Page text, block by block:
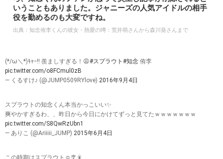
— 酸ちゃん (@sanchan_ar) 2016年1月29日
■キスシーンを演じた知念侑李
スシーンを演じました。
この時にドラマのことを森川さんがブログに書いたとこ
ろ、知念くんのファンが怒って炎上し記事が削除されると
いうこともありました。ジャニーズの人気アイドルの相手
出典：知念侑李くんの彼女・熱愛の噂：荒井萌さんから森川葵さんまで